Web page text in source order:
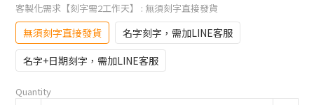
客製化需求【刻字需2工作天】 : 無須刻字直接發貨
無須刻字直接發貨
名字刻字，需加LINE客服
名字+日期刻字，需加LINE客服
Quantity